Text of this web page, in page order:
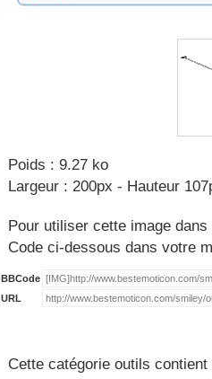
Poids : 9.27 ko
Largeur : 200px - Hauteur
Pour utiliser cette image
Code ci-dessous dans votre
BBCode
URL
Cette catégorie outils